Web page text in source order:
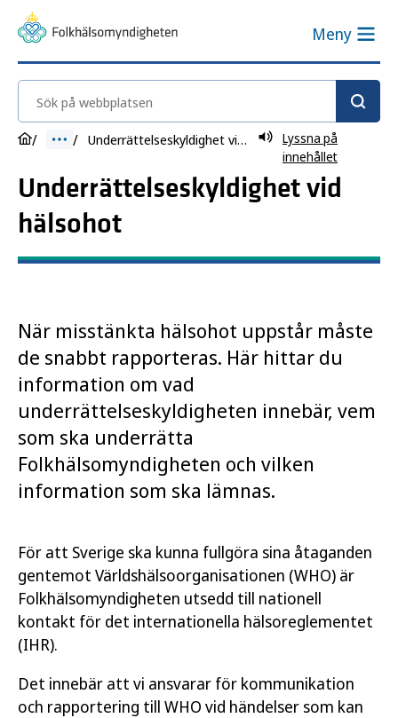
Meny
Sök på webbplatsen
Underrättelseskyldighet vid hälsohot
Lyssna på
innehållet
Underrättelseskyldighet vid
hälsohot
När misstänkta hälsohot uppstår måste
de snabbt rapporteras. Här hittar du
information om vad
underrättelseskyldigheten innebär, vem
som ska underrätta
Folkhälsomyndigheten och vilken
information som ska lämnas.
För att Sverige ska kunna fullgöra sina åtaganden
gentemot Världshälsoorganisationen (WHO) är
Folkhälsomyndigheten utsedd till nationell
kontakt för det internationella hälsoreglementet
(IHR).
Det innebär att vi ansvarar för kommunikation
och rapportering till WHO vid händelser som kan